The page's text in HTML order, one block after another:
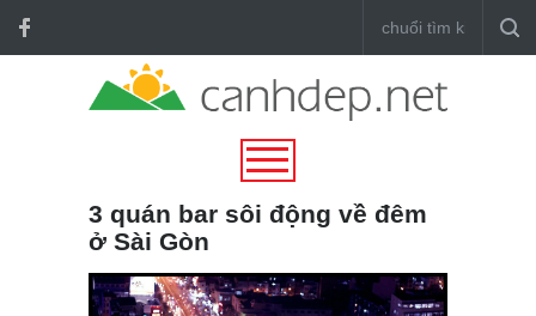
3 quán bar sôi động về đêm
ở Sài Gòn